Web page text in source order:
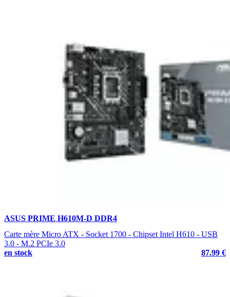
ASUS PRIME H610M-D DDR4
Carte mère Micro ATX - Socket 1700 - Chipset Intel H610 - USB
3.0 - M.2 PCIe 3.0
en stock
87.99 €